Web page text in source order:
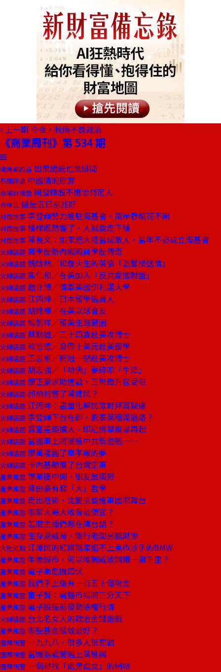
上一期 今夜，我倆不談政治
《商業周刊》第 534 期
總編輯的話 如果總統也鬧緋聞
石頭評論 中國情的原罪
商場自慢塾 開發釋股不應洽特定人
去梯言 還是五日京兆好
封面故事 李登輝勢力進駐海基會，兩岸春暖花不開
封面故事 樓梯既然響了，人就要走下樓
封面故事 陳長文：如果把大陸當成敵人，當年不必成立海基會
火線話題 高學歷新內閣閣員學歷傳奇
火線話題 魏啟林／和詹火生的英倫「溫馨接送情」
火線話題 焦仁和／在美加入「反共愛國聯盟」
火線話題 趙守博／情牽美國伊利諾大學
火線話題 江丙坤／日本留學遇貴人
火線話題 胡錦標／在美以球會友
火線話題 楊朝祥／留美生涯窘困
火線話題 蔡勳雄／三十四歲赴美攻博士
火線話題 歐晉德／身帶十美元赴美留學
火線話題 王志剛／衝冠一怒赴美攻博士
火線話題 胡志強／「哈佛」夢碎叩「牛津」
火線話題 廖正豪求助連戰，王榮周升官受阻
火線話題 郝柏村害了陳健民？
火線話題 江丙坤：盡量化解民眾對拜耳疑慮
火線話題 李登輝下台在即，劉泰英暗謀退路？
火線話題 貧富差距擴大，印尼排華風暴再起
火線話題 當國軍上將溜進中共新潛艦……
火線話題 廖萬隆圓了章孝嚴的夢
火線話題 卡內基顛覆了台灣空軍
產業風雲 專業擺中間、朋友放兩旁
產業風雲 陳由豪有套「大」哲學
產業風雲 走出陰影，沈慶京要進軍國際舞台
產業風雲 哪家大哥大收費最便宜？
產業風雲 怎麼主播們都在講台語？
產業風雲 生存受威脅，銀行老闆另闢財源
大陸焦點 江澤民的紅旗轎車追不上黑市炒手的BMW
產業風雲 年後股市，何以唯獨威致鋼鐵一瀉千里？
產業風雲 電子業危機四伏
產業風雲 我們手上還有一百五十億現金
產業風雲 童子賢：電腦市場將三分天下
產業風雲 電子股提前發動除權行情
火線話題 台北名女人的政治金錢遊戲
產業風雲 哪些基金績效最好？
國際視窗 一九九八，很多人很悲觀
國際視窗 當機器戰警遇上陳進興
國際視窗 一個尋找「處男處女」的網站